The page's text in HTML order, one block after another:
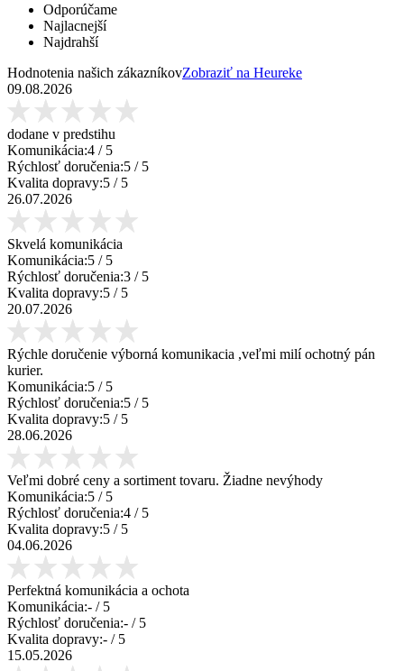
Odporúčame
Najlacnejší
Najdrahší
Hodnotenia našich zákazníkovZobraziť na Heureke
09.08.2026
dodane v predstihu
Komunikácia:4 / 5
Rýchlosť doručenia:5 / 5
Kvalita dopravy:5 / 5
26.07.2026
Skvelá komunikácia
Komunikácia:5 / 5
Rýchlosť doručenia:3 / 5
Kvalita dopravy:5 / 5
20.07.2026
Rýchle doručenie výborná komunikacia ,veľmi milí ochotný pán
kurier.
Komunikácia:5 / 5
Rýchlosť doručenia:5 / 5
Kvalita dopravy:5 / 5
28.06.2026
Veľmi dobré ceny a sortiment tovaru. Žiadne nevýhody
Komunikácia:5 / 5
Rýchlosť doručenia:4 / 5
Kvalita dopravy:5 / 5
04.06.2026
Perfektná komunikácia a ochota
Komunikácia:- / 5
Rýchlosť doručenia:- / 5
Kvalita dopravy:- / 5
15.05.2026